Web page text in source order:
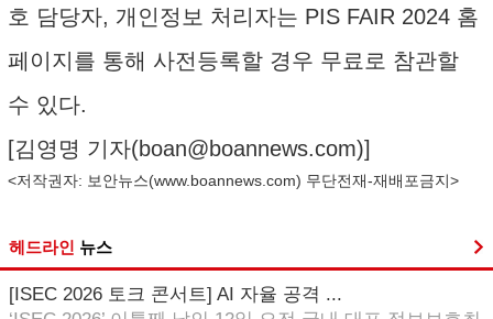
호 담당자, 개인정보 처리자는 PIS FAIR 2024 홈
페이지를 통해 사전등록할 경우 무료로 참관할
수 있다.
[김영명 기자(boan@boannews.com)]
<저작권자: 보안뉴스(www.boannews.com) 무단전재-재배포금지>
헤드라인 뉴스
[ISEC 2026 토크 콘서트] AI 자율 공격 ...